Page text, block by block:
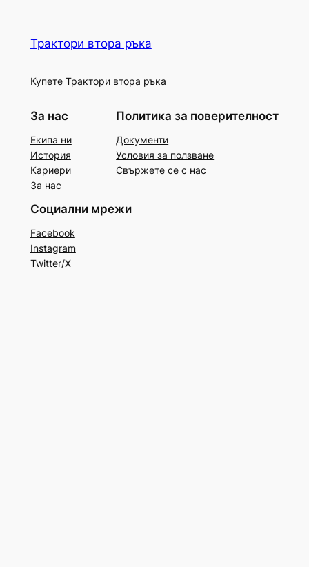
Трактори втора ръка
Купете Трактори втора ръка
За нас
Екипа ни
История
Кариери
За нас
Политика за поверителност
Документи
Условия за ползване
Свържете се с нас
Социални мрежи
Facebook
Instagram
Twitter/X